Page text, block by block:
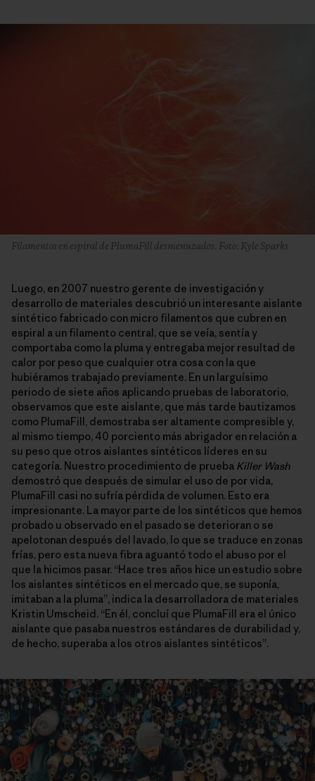
Filamentos en espiral de PlumaFill desmenuzados. Foto: Kyle Sparks
Luego, en 2007 nuestro gerente de investigación y
desarrollo de materiales descubrió un interesante aislante
sintético fabricado con micro filamentos que cubren en
espiral a un filamento central, que se veía, sentía y
comportaba como la pluma y entregaba mejor resultad de
calor por peso que cualquier otra cosa con la que
hubiéramos trabajado previamente. En un larguísimo
periodo de siete años aplicando pruebas de laboratorio,
observamos que este aislante, que más tarde bautizamos
como PlumaFill, demostraba ser altamente compresible y,
al mismo tiempo, 40 porciento más abrigador en relación a
su peso que otros aislantes sintéticos líderes en su
categoría. Nuestro procedimiento de prueba Killer Wash
demostró que después de simular el uso de por vida,
PlumaFill casi no sufría pérdida de volumen. Esto era
impresionante. La mayor parte de los sintéticos que hemos
probado u observado en el pasado se deterioran o se
apelotonan después del lavado, lo que se traduce en zonas
frías, pero esta nueva fibra aguantó todo el abuso por el
que la hicimos pasar. “Hace tres años hice un estudio sobre
los aislantes sintéticos en el mercado que, se suponía,
imitaban a la pluma”, indica la desarrolladora de materiales
Kristin Umscheid. “En él, concluí que PlumaFill era el único
aislante que pasaba nuestros estándares de durabilidad y,
de hecho, superaba a los otros aislantes sintéticos”.